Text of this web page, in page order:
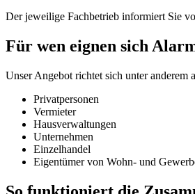
Der jeweilige Fachbetrieb informiert Sie
Für wen eignen sich
Unser Angebot richtet sich unter anderem
Privatpersonen
Vermieter
Hausverwaltungen
Unternehmen
Einzelhandel
Eigentümer von Wohn- und